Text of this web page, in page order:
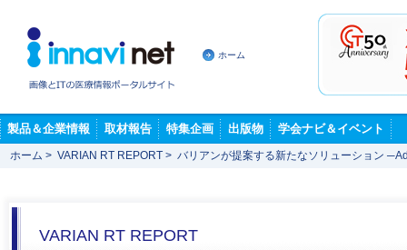
ホーム
製品＆企業情報 取材報告 特集企画 出版物 学会ナビ＆イベント
ホーム > VARIAN RT REPORT > バリアンが提案する新たなソリューション
VARIAN RT REPORT